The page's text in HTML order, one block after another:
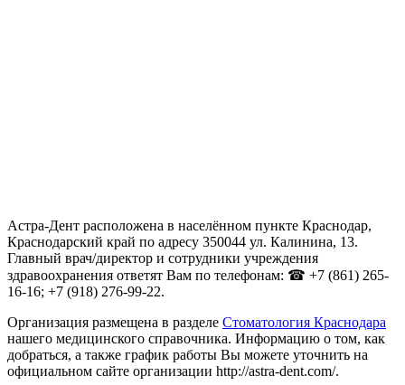
Астра-Дент расположена в населённом пункте Краснодар,
Краснодарский край по адресу 350044 ул. Калинина, 13.
Главный врач/директор и сотрудники учреждения
здравоохранения ответят Вам по телефонам: ☎ +7 (861) 265-
16-16; +7 (918) 276-99-22.
Организация размещена в разделе Стоматология Краснодара
нашего медицинского справочника. Информацию о том, как
добраться, а также график работы Вы можете уточнить на
официальном сайте организации http://astra-dent.com/.